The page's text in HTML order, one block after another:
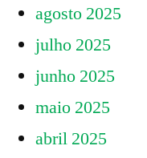
agosto 2025
julho 2025
junho 2025
maio 2025
abril 2025